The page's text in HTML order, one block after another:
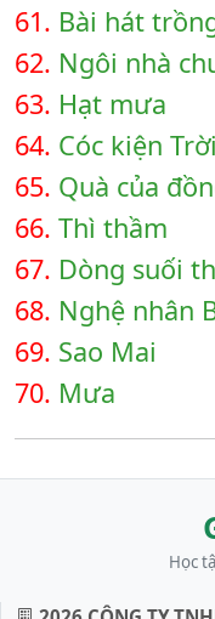
61. Bài hát
62. Ngôi nhà
63. Hạt mưa
64. Cóc kiện Trời
65. Quà của
66. Thì thầm
67. Dòng suối
68. Nghệ nhân
69. Sao Mai
70. Mưa
Học